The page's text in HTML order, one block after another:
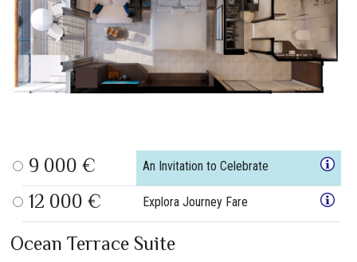
9 000 € An Invitation to Celebrate
12 000 € Explora Journey Fare
Ocean Terrace Suite